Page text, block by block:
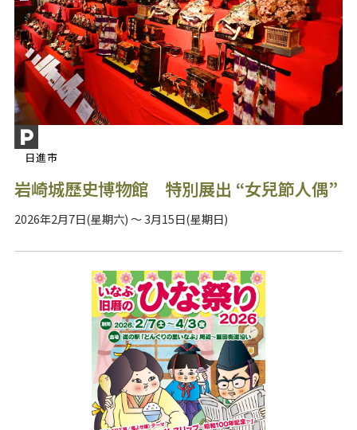
日進市
岩崎城歷史博物館 特別展出 “女兒節人偶”
2026年2月7日(星期六) ～ 3月15日(星期日)